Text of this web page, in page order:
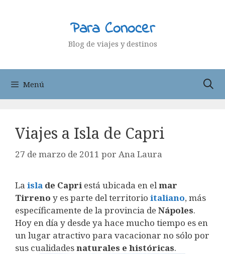
Para Conocer
Blog de viajes y destinos
Menú
Viajes a Isla de Capri
27 de marzo de 2011 por Ana Laura
La isla de Capri está ubicada en el mar
Tirreno y es parte del territorio italiano, más
específicamente de la provincia de Nápoles.
Hoy en día y desde ya hace mucho tiempo es en
un lugar atractivo para vacacionar no sólo por
sus cualidadesnaturales e históricas.